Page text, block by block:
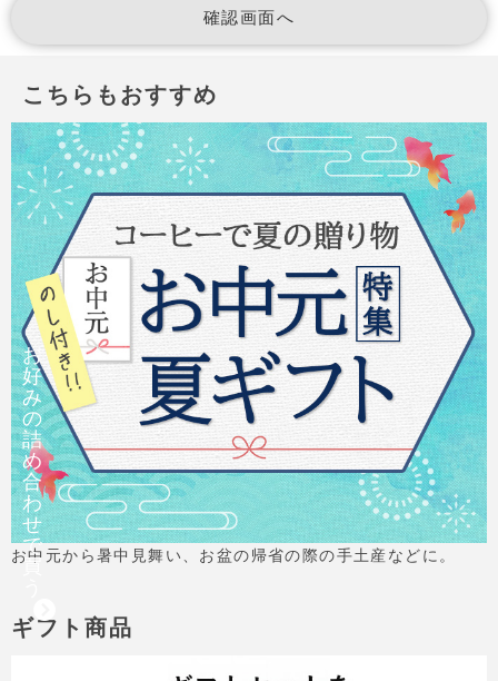
こちらもおすすめ
お中元から暑中見舞い、お盆の帰省の際の手土産などに。
ギフト商品
お
好
み
の
詰
め
合
わ
せ
で
買